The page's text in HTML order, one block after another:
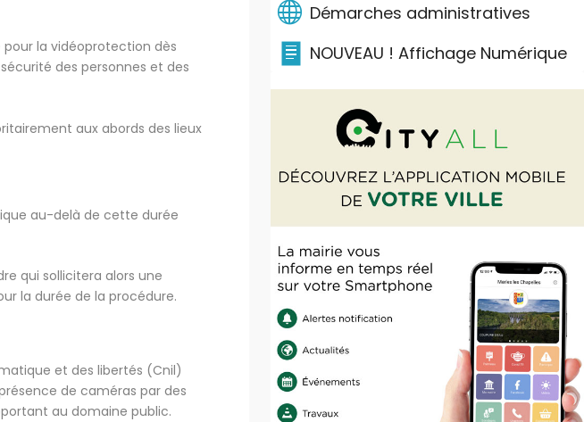
la vidéoprotection dès
des personnes et des
aux abords des lieux
au-delà de cette durée
qui sollicitera alors une
la durée de la procédure.
et des libertés (Cnil)
de caméras par des
au domaine public.
Démarches administratives
NOUVEAU ! Affichage Numérique